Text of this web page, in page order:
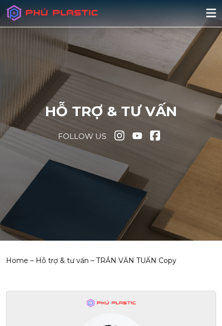
HỖ TRỢ & TƯ VẤN
FOLLOW US
Home – Hỗ trợ & tư vấn – TRẦN VĂN TUẤN Copy